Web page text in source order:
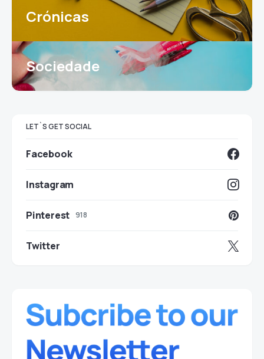
Crónicas
Sociedade
LET`S GET SOCIAL
Facebook
Instagram
Pinterest 918
Twitter